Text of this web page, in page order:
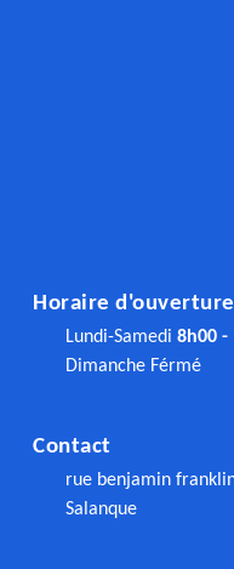
Horaire d'ouverture
Lundi-Samedi 8h00 -
Dimanche Férmé
Contact
rue benjamin
Salanque